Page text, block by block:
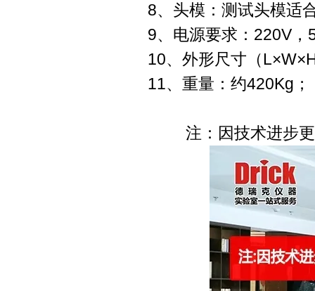
8、头模：测试头模适
9、电源要求：220V，
10、外形尺寸（
11、重量：约420Kg；
注：因技术进步